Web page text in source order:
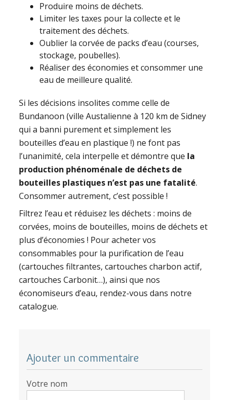
Produire moins de déchets.
Limiter les taxes pour la collecte et le
traitement des déchets.
Oublier la corvée de packs d’eau (courses,
stockage, poubelles).
Réaliser des économies et consommer une
eau de meilleure qualité.
Si les décisions insolites comme celle de
Bundanoon (ville Austalienne à 120 km de Sidney
qui a banni purement et simplement les
bouteilles d’eau en plastique !) ne font pas
l’unanimité, cela interpelle et démontre que la
production phénoménale de déchets de
bouteilles plastiques n’est pas une fatalité.
Consommer autrement, c’est possible !
Filtrez l’eau et réduisez les déchets : moins de
corvées, moins de bouteilles, moins de déchets et
plus d’économies ! Pour acheter vos
consommables pour la purification de l’eau
(cartouches filtrantes, cartouches charbon actif,
cartouches Carbonit…), ainsi que nos
économiseurs d’eau, rendez-vous dans notre
catalogue.
Ajouter un commentaire
Votre nom